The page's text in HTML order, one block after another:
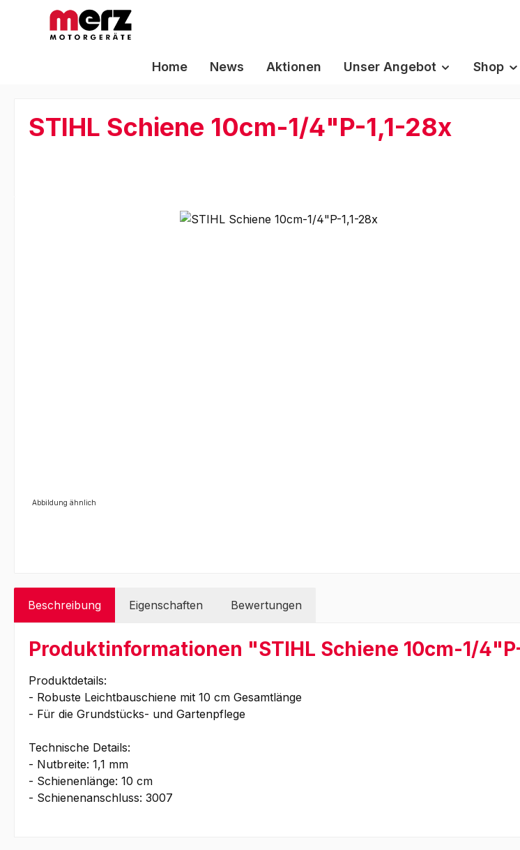
Hauptinhalt springen
Zur Suche springen
Zur Hauptnavigation springen
Home News Aktionen Unser Angebot Shop
STIHL Schiene 10cm-1/4"P-1,1-28x
Abbildung ähnlich
Beschreibung Eigenschaften Bewertungen
Produktinformationen "STIHL Schiene 10cm-1/
Produktdetails:
- Robuste Leichtbauschiene mit 10 cm Gesamtlänge
- Für die Grundstücks- und Gartenpflege
Technische Details:
- Nutbreite: 1,1 mm
- Schienenlänge: 10 cm
- Schienenanschluss: 3007